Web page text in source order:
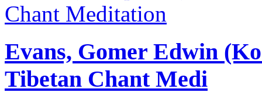
Evans, Gomer Edwin
Tibetan Chant Medi